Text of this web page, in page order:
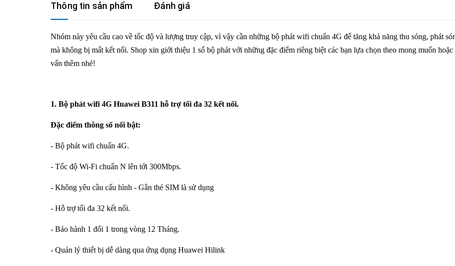
Thông tin sản phẩm Đánh giá
Nhóm này yêu cầu cao về tốc độ và lượng truy cập, vì vậy cần những bộ phát wifi chuẩn 4G để tăng khả năng thu sóng, phát
mà không bị mất kết nối. Shop xin giới thiệu 1 số bộ phát với những đặc điểm riêng biệt các bạn lựa chọn theo mong muốn hoặc
vấn thêm nhé!
1. Bộ phát wifi 4G Huawei B311 hỗ trợ tối đa 32 kết nối.
Đặc điểm thông số nổi bật:
- Bộ phát wifi chuẩn 4G.
- Tốc độ Wi-Fi chuẩn N lên tới 300Mbps.
- Không yêu cầu cấu hình - Gắn thẻ SIM là sử dụng
- Hỗ trợ tối đa 32 kết nối.
- Bảo hành 1 đổi 1 trong vòng 12 Tháng.
- Quản lý thiết bị dễ dàng qua ứng dụng Huawei Hilink